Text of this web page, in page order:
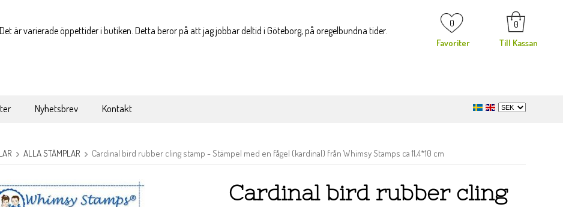
0
Favoriter
0
Till Kassan
Det är varierade öppettider i butiken. Detta beror på att jag jobbar deltid i Göteborg, på oregelbundna tider.
Nyhetsbrev Kontakt
ALLA STÄMPLAR Cardinal bird rubber cling stamp - Stämpel med en fågel (kardinal) från Whimsy Stamps ca 11,4*10 cm
Cardinal bird rubber cling